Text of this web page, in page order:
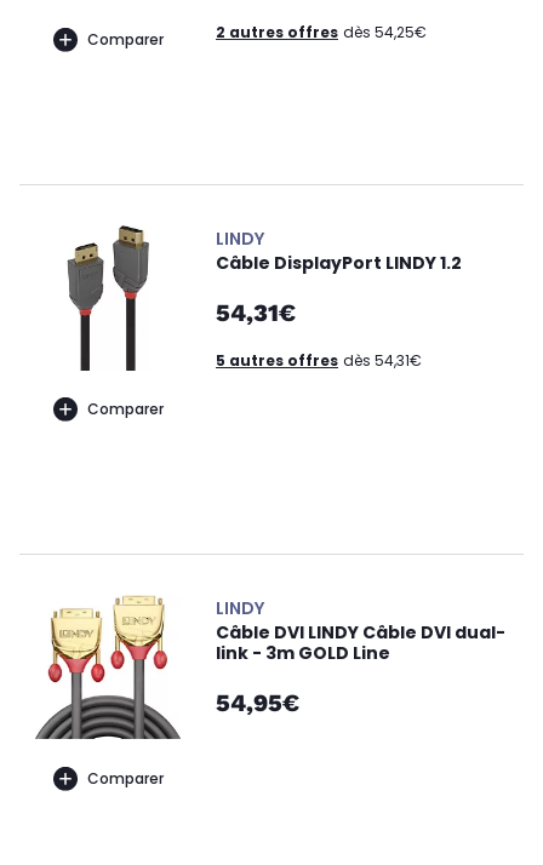
Comparer 2 autres offres dès 54,25€
Comparer
LINDY
Câble DisplayPort LINDY 1.2
54,31€
5 autres offres dès 54,31€
Comparer
LINDY
Câble DVI LINDY Câble DVI dual-
link - 3m GOLD Line
54,95€